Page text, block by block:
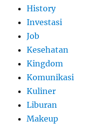
History
Investasi
Job
Kesehatan
Kingdom
Komunikasi
Kuliner
Liburan
Makeup